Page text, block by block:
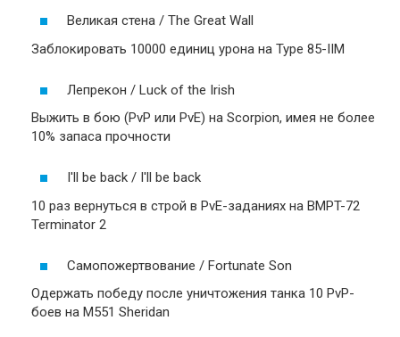
Великая стена / The Great Wall
Заблокировать 10000 единиц урона на Type 85-IIM
Лепрекон / Luck of the Irish
Выжить в бою (PvP или PvE) на Scorpion, имея не более
10% запаса прочности
I'll be back / I'll be back
10 раз вернуться в строй в PvE-заданиях на BMPT-72
Terminator 2
Самопожертвование / Fortunate Son
Одержать победу после уничтожения танка 10 PvP-
боев на M551 Sheridan